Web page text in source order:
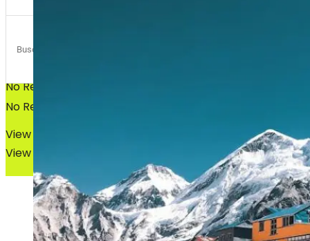
No Result
View All Result
No Result
View All Result